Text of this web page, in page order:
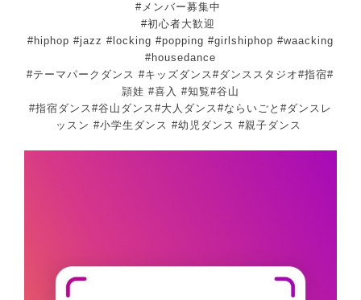
#メンバー募集中
#初心者大歓迎
#hiphop #jazz #locking #popping #girlshiphop #waacking
#housedance
#テーマパークダンス#キッズダンス#ダンススタジオ#指宿#
頴娃 #喜入 #知覧#谷山
#指宿ダンス#谷山ダンス#大人ダンス#ならいごと#ダンスレ
ッスン #小学生ダンス #幼児ダンス #親子ダンス